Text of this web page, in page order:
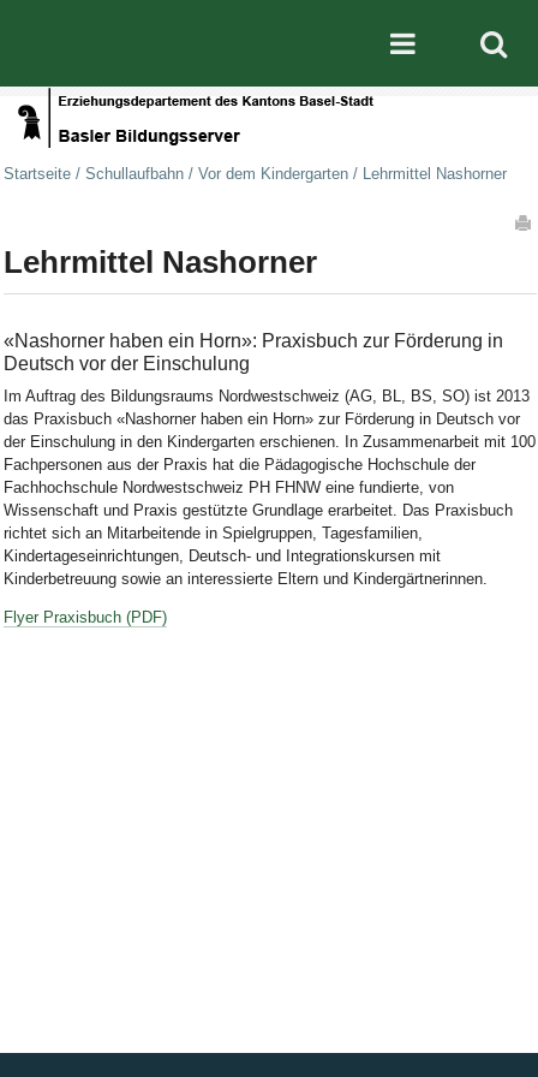
Mobile
Startseite / Schullaufbahn / Vor dem Kindergarten /
Lehrmittel Nashorner
Lehrmittel Nashorner
«Nashorner haben ein Horn»: Praxisbuch zur Förderung in
Deutsch vor der Einschulung
Im Auftrag des Bildungsraums Nordwestschweiz (AG, BL, BS, SO) ist 2013
das Praxisbuch «Nashorner haben ein Horn» zur Förderung in Deutsch vor
der Einschulung in den Kindergarten erschienen. In Zusammenarbeit mit 100
Fachpersonen aus der Praxis hat die Pädagogische Hochschule der
Fachhochschule Nordwestschweiz PH FHNW eine fundierte, von
Wissenschaft und Praxis gestützte Grundlage erarbeitet. Das Praxisbuch
richtet sich an Mitarbeitende in Spielgruppen, Tagesfamilien,
Kindertageseinrichtungen, Deutsch- und Integrationskursen mit
Kinderbetreuung sowie an interessierte Eltern und Kindergärtnerinnen.
Flyer Praxisbuch (PDF)